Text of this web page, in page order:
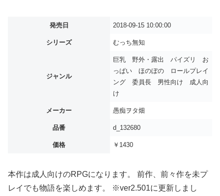
発売日 2018-09-15 10:00:00
シリーズ むっち無知
ジャンル
巨乳 野外・露出 パイズリ お
っぱい ほのぼの ロールプレイ
ング 委員長 男性向け 成人向
け
メーカー 愚痴ヲタ畑
品番 d_132680
価格 ￥1430
本作は成人向けのRPGになります。 前作、前々作を未プ
レイでも物語を楽しめます。 ※ver2.501に更新しまし